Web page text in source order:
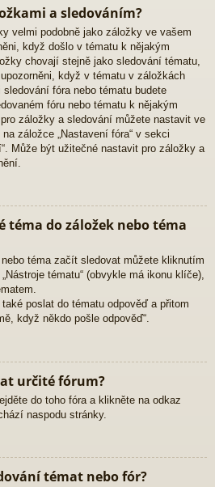
a sledováním?
velmi podobně jako záložky ve vašem
když došlo v tématu k nějakým
chovají stejně jako sledování tématu,
když v tématu v záložkách
fóra nebo tématu budete
fóru nebo tématu k nějakým
záložky a sledování můžete nastavit ve
záložce „Nastavení fóra“ v sekci
Může být užitečné nastavit pro záložky a
téma do záložek nebo téma
téma začít sledovat můžete kliknutím
tématu“ (obvykle má ikonu klíče),
poslat do tématu odpověď a přitom
když někdo pošle odpověď“.
určité fórum?
do toho fóra a klikněte na odkaz
naspodu stránky.
témat nebo fór?